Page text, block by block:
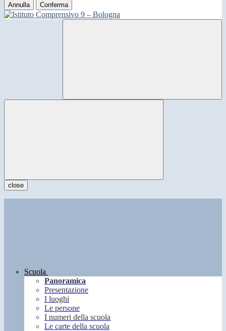
Annulla Conferma
close
Scuola
Panoramica
Presentazione
I luoghi
Le persone
I numeri della scuola
Le carte della scuola